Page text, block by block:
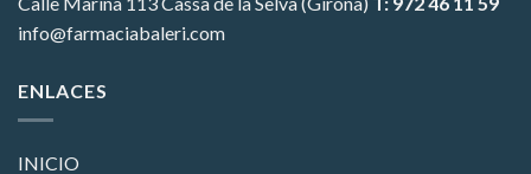
info@farmaciabaleri.com
ENLACES
INICIO